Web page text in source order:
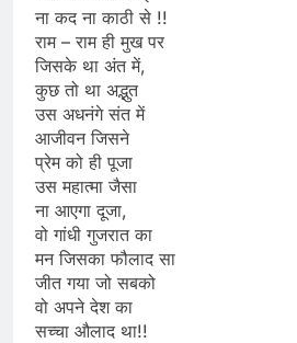
ना कद ना काठी से !!
राम – राम ही मुख पर
जिसके था अंत में,
कुछ तो था अद्भुत
उस अधनंगे संत में
आजीवन जिसने
प्रेम को ही पूजा
उस महात्मा जैसा
ना आएगा दूजा,
वो गांधी गुजरात का
मन जिसका फौलाद सा
जीत गया जो सबको
वो अपने देश का
सच्चा औलाद था!!